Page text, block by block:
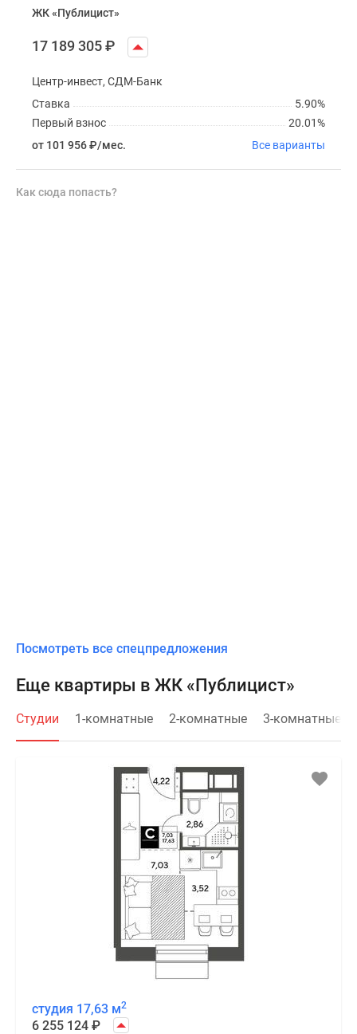
ЖК «Публицист»
17 189 305₽
Центр-инвест, СДМ-Банк
5.90%
Ставка
20.01%
Первый взнос
от 101 956₽/мес. Все варианты
Как сюда попасть?
Посмотреть все спецпредложения
Еще квартиры в ЖК «Публицист»
Студии 1-комнатные 2-комнатные 3-комнатные
студия 17,63 м2
6 255 124 ₽